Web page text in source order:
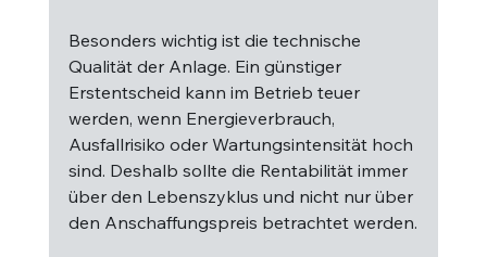
Besonders wichtig ist die technische
Qualität der Anlage. Ein günstiger
Erstentscheid kann im Betrieb teuer
werden, wenn Energieverbrauch,
Ausfallrisiko oder Wartungsintensität hoch
sind. Deshalb sollte die Rentabilität immer
über den Lebenszyklus und nicht nur über
den Anschaffungspreis betrachtet werden.